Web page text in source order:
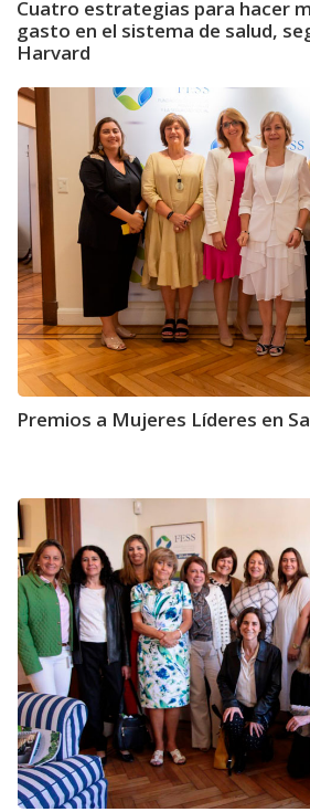
Cuatro estrategias para hacer
gasto en el sistema de salud,
Harvard
Premios a Mujeres Líderes en